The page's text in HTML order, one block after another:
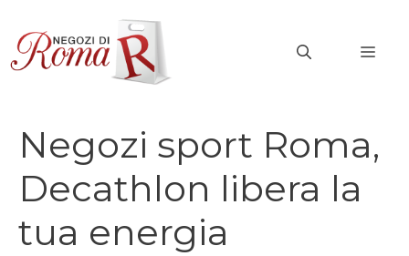
contenuto
Negozi sport Roma,
Decathlon libera la
tua energia